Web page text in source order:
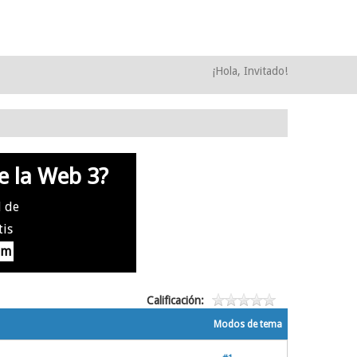
¡Hola, Invitado!
la Web 3?
de
Calificación:
Modos de tema